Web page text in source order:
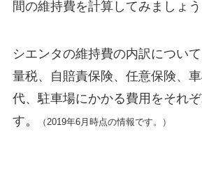
間の維持費を計算してみましょう
シエンタの維持費の内訳につい
量税、自賠責保険、任意保険、
代、駐車場にかかる費用をそれ
す。
（2019年6月時点の情報です。）